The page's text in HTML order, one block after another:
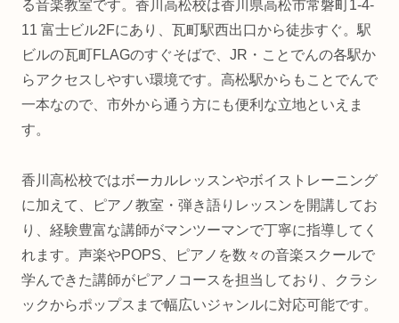
る音楽教室です。香川高松校は香川県高松市常磐町1-4-
11 富士ビル2Fにあり、瓦町駅西出口から徒歩すぐ。駅
ビルの瓦町FLAGのすぐそばで、JR・ことでんの各駅か
らアクセスしやすい環境です。高松駅からもことでんで
一本なので、市外から通う方にも便利な立地といえま
す。
香川高松校ではボーカルレッスンやボイストレーニング
に加えて、ピアノ教室・弾き語りレッスンを開講してお
り、経験豊富な講師がマンツーマンで丁寧に指導してく
れます。声楽やPOPS、ピアノを数々の音楽スクールで
学んできた講師がピアノコースを担当しており、クラシ
ックからポップスまで幅広いジャンルに対応可能です。